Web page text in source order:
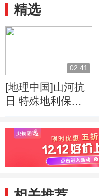
精选
02:41
[地理中国]山河抗
日 特殊地利保护